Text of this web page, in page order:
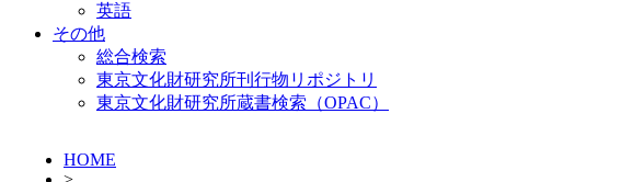
英語
その他
総合検索
東京文化財研究所刊行物リポジトリ
東京文化財研究所蔵書検索（OPAC）
HOME